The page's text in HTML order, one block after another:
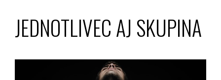
JEDNOTLIVEC AJ SKUPINA